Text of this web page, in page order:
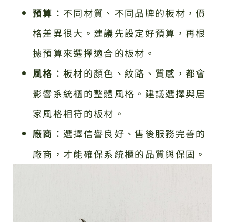
預算 ：不同材質、不同品牌的板材，價
格差異很大。建議先設定好預算，再根
據預算來選擇適合的板材。
風格 ：板材的顏色、紋路、質感，都會
影響系統櫃的整體風格。建議選擇與居
家風格相符的板材。
廠商 ：選擇信譽良好、售後服務完善的
廠商，才能確保系統櫃的品質與保固。